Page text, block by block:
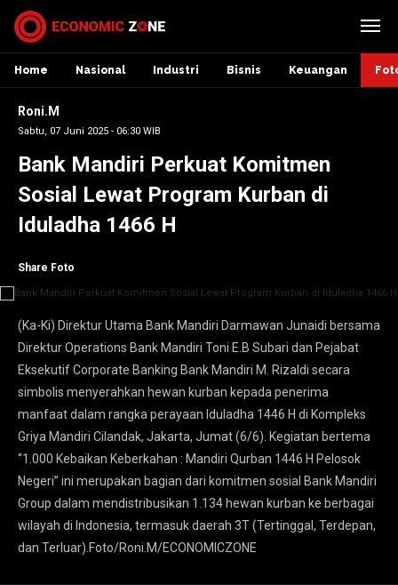
Home Nasional Industri Bisnis Keuangan
Roni.M
Sabtu, 07 Juni 2025 - 06:30 WIB
Bank Mandiri Perkuat Komitmen
Sosial Lewat Program Kurban di
Iduladha 1466 H
Share Foto
(Ka-Ki) Direktur Utama Bank Mandiri Darmawan Junaidi bersama
Direktur Operations Bank Mandiri Toni E.B Subari dan Pejabat
Eksekutif Corporate Banking Bank Mandiri M. Rizaldi secara
simbolis menyerahkan hewan kurban kepada penerima
manfaat dalam rangka perayaan Iduladha 1446 H di Kompleks
Griya Mandiri Cilandak, Jakarta, Jumat (6/6). Kegiatan bertema
“1.000 Kebaikan Keberkahan : Mandiri Qurban 1446 H Pelosok
Negeri” ini merupakan bagian dari komitmen sosial Bank Mandiri
Group dalam mendistribusikan 1.134 hewan kurban ke berbagai
wilayah di Indonesia, termasuk daerah 3T (Tertinggal, Terdepan,
dan Terluar).Foto/Roni.M/ECONOMICZONE